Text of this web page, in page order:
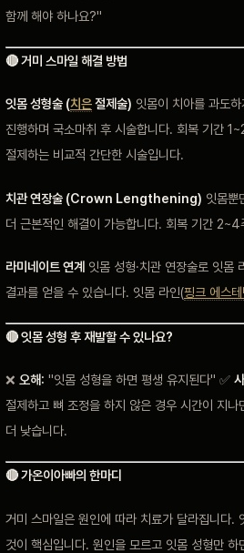
함께 해야 하나요?"
🔴 거미 스마일 해결 방법
잇몸 성형술 (치은절제술) 잇몸이 치아를 과도
진행하며 국소마취 후 시술합니다. 회복 기간
절제하는 비교적 간단한 시술입니다.
치관 연장술 (Crown Lengthening) 잇몸뿐
더 근본적인 해결이 가능합니다. 회복 기간 2~4
라미네이트 연계 잇몸 성형·치관 연장술로 잇몸
결과를 얻을 수 있습니다. 잇몸 라인(핑크 에스테
🔴 잇몸 성형 후 재발할 수 있나요?
❌ 오해: "잇몸 성형을 하면 평생 유지된다" ✅
절제하고 뼈 조정을 하지 않은 경우 시간이 지
더 낮습니다.
🔴 가온이아빠의 한마디
거미 스마일은 원인에 따라 치료가 달라집니다.
것이 핵심입니다. 원인을 모르고 잇몸 성형만